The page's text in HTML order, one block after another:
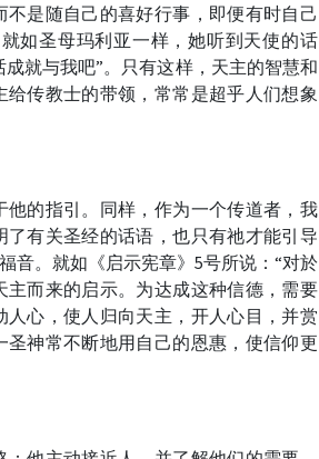
是随自己的喜好行事，即便有时自己
如圣母玛利亚一样，她听到天使的话
就与我吧”。只有这样，天主的智慧和
传教士的带领，常常是超乎人们想象
的指引。同样，作为一个传道者，我
有关圣经的话语，也只有祂才能引导
音。就如《启示宪章》5号所说：“对於
而来的启示。为达成这种信德，需要
心，使人归向天主，开人心目，并赏
神常不断地用自己的恩惠，使信仰更